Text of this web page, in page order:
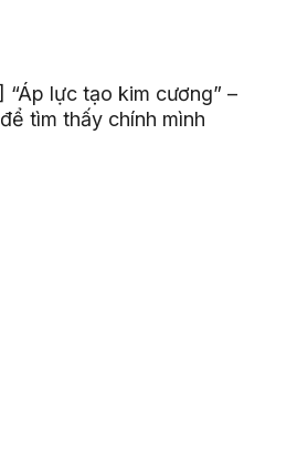
lực tạo kim cương” –
tìm thấy chính mình